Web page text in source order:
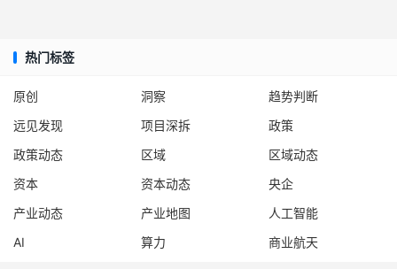
热门标签
原创 洞察
趋势判断
远见发现
项目深拆
政策
政策动态
区域
区域动态
资本
资本动态
央企
产业动态
产业地图
人工智能
AI
算力 商业航天